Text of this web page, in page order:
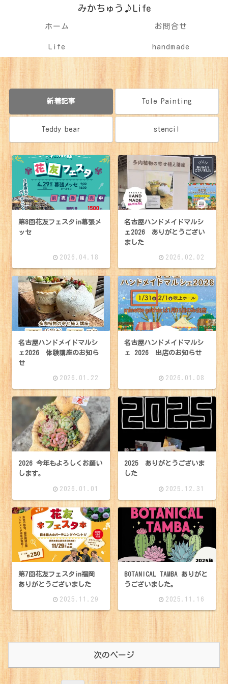
みかちゅう♪Life
ホーム お問合せ
Life handmade
新着記事 Tole Painting
Teddy bear stencil
第8回花友フェスタin幕張メ
ッセ
2026.04.18
名古屋ハンドメイドマルシ
ェ2026 ありがとうござい
ました
2026.02.02
名古屋ハンドメイドマルシ
ェ2026 体験講座のお知ら
せ
2026.01.22
名古屋ハンドメイドマルシ
ェ 2026 出店のお知らせ
2026.01.08
2026 今年もよろしくお願い
します。
2026.01.01
2025 ありがとうございま
した
2025.12.31
第7回花友フェスタin福岡
ありがとうございました
2025.11.29
BOTANICAL TAMBA ありがと
うございました。
2025.11.16
次のページ